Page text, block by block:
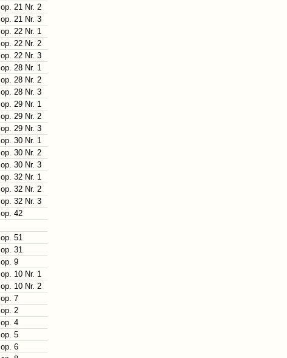
op. 21 Nr. 2
op. 21 Nr. 3
op. 22 Nr. 1
op. 22 Nr. 2
op. 22 Nr. 3
op. 28 Nr. 1
op. 28 Nr. 2
op. 28 Nr. 3
op. 29 Nr. 1
op. 29 Nr. 2
op. 29 Nr. 3
op. 30 Nr. 1
op. 30 Nr. 2
op. 30 Nr. 3
op. 32 Nr. 1
op. 32 Nr. 2
op. 32 Nr. 3
op. 42
op. 51
op. 31
op. 9
op. 10 Nr. 1
op. 10 Nr. 2
op. 7
op. 2
op. 4
op. 5
op. 6